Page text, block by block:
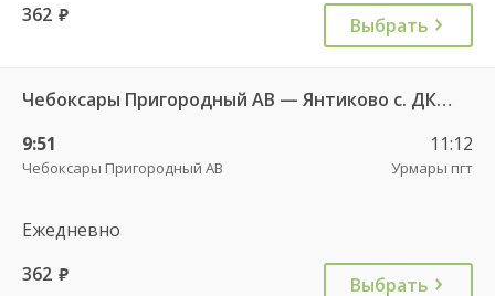
362 руб. Выбрать
Чебоксары Пригородный АВ — Янтиково с. ДКП ч/з Урмары п. ДКП 556
9:51
Чебоксары Пригородный АВ
11:12
Урмары пгт
Ежедневно
362 руб. Выбрать